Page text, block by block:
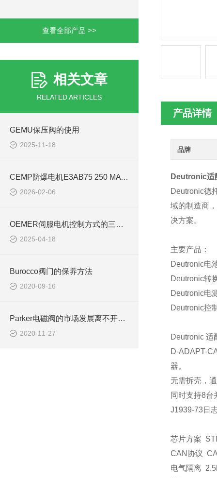
查看全部产品 >>
相关文章
RELATED ARTICLES
GEMU保压阀的使用
2025-11-18
CEMP防爆电机E3AB75 250 MA 4适用于冶金行业
2026-02-06
OEMER伺服电机控制方式的三种基本形式解析
2025-04-18
Burocco阀门的保养方法
2020-09-16
Parker电磁阀的市场发展离不开新技术新工艺
2020-11-27
产品详情
品牌
Deutronic适
Deutronic德
域的制造商
决方案。
主要产品：
Deutronic电
Deutronic转
Deutronic电
Deutronic控
Deutronic 适
D-ADAPT-
器。
无需拆壳，
同时支持8台
J1939-73日
芯片方案
CAN协议
电气隔离